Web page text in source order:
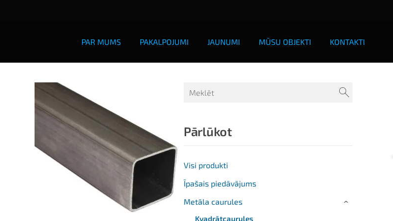
PAR MUMS PAKALPOJUMI JAUNUMI MŪSU OBJEKTI KONTAKTI
Pārlūkot
Visi produkti
Īpašais piedāvājums
Metāla caurules
Kvadrātcaurules
›